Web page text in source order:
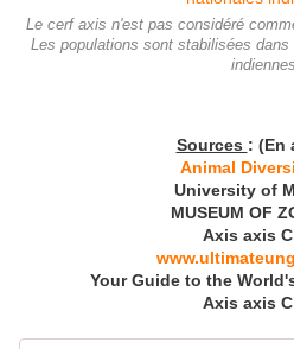
Le cerf axis n'est pas considéré
Les populations sont stabilisées
Sources : (En
Animal
University of
MUSEUM OF
Axis axis
Your Guide to the
Axis axis